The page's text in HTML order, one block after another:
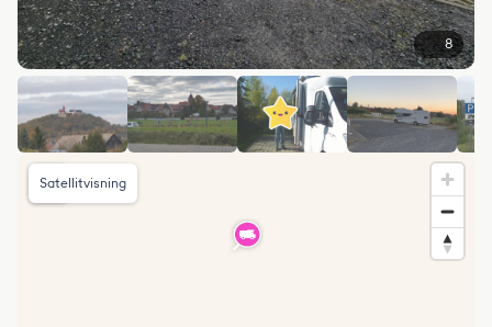
8
Satellitvisning